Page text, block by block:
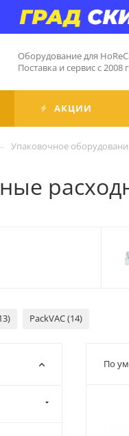
Оборудование для
Поставка и сервис с 2008
АКЦИИ
Упаковочное
PackVAC (14)
По